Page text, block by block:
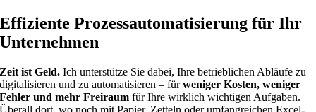
Effiziente Prozessautomatisierung für Ihr
Unternehmen
Zeit ist Geld. Ich unterstütze Sie dabei, Ihre betrieblichen Abläufe zu
digitalisieren und zu automatisieren – fürweniger Kosten, weniger
Fehler und mehr Freiraum für Ihre wirklich wichtigen Aufgaben.
Überall dort, wo noch mit Papier, Zetteln oder umfangreichen Excel-